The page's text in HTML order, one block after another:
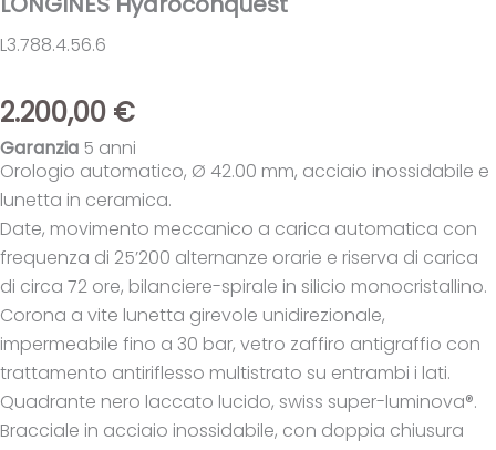
L3.788.4.56.6
2.200,00 €
Garanzia 5 anni
Orologio automatico, Ø 42.00 mm, acciaio inossidabile e
lunetta in ceramica.
Date, movimento meccanico a carica automatica con
frequenza di 25’200 alternanze orarie e riserva di carica
di circa 72 ore, bilanciere-spirale in silicio monocristallino.
Corona a vite lunetta girevole unidirezionale,
impermeabile fino a 30 bar, vetro zaffiro antigraffio con
trattamento antiriflesso multistrato su entrambi i lati.
Quadrante nero laccato lucido, swiss super-luminova®.
Bracciale in acciaio inossidabile, con doppia chiusura